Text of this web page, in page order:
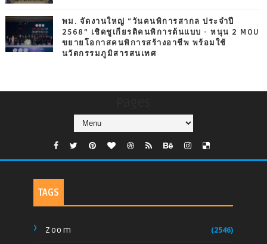
พม. จัดงานใหญ่ “วันคนพิการสากล ประจำปี
2568” เชิดชูเกียรติคนพิการต้นแบบ - หนุน 2 MOU
ขยายโอกาสคนพิการสร้างอาชีพ พร้อมใช้
นวัตกรรมภูมิสารสนเทศ
TAGS
Zoom (2546)